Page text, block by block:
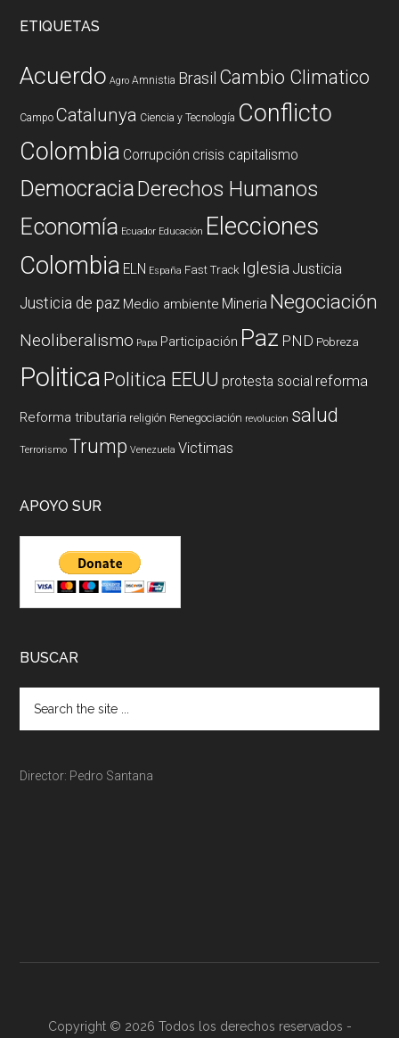
ETIQUETAS
Acuerdo Agro Amnistia Brasil Cambio Climatico
Campo Catalunya Ciencia y Tecnología Conflicto
Colombia Corrupción crisis capitalismo
DemocraciaDerechos Humanos
Economía Ecuador Educación Elecciones
Colombia ELN España Fast Track Iglesia Justicia
Justicia de paz Medio ambiente Mineria Negociación
Neoliberalismo Papa Participación Paz PND Pobreza
PoliticaPolitica EEUU protesta social reforma
Reforma tributaria religión Renegociación revolucion salud
Terrorismo Trump Venezuela Victimas
APOYO SUR
BUSCAR
Director: Pedro Santana
Copyright © 2026 Todos los derechos reservados -